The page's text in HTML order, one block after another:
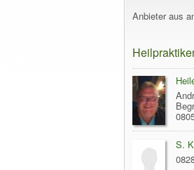
Anbieter aus
S.